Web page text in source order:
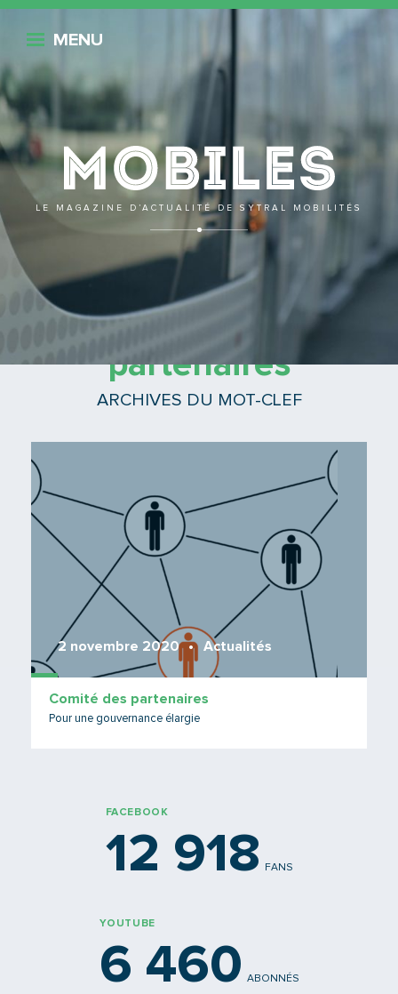
MENU
LE MAGAZINE D’ACTUALITÉ DE SYTRAL MOBILITÉS
comité des
partenaires
ARCHIVES DU MOT-CLEF
2 novembre 2020 Actualités
Comité des partenaires
Pour une gouvernance élargie
FACEBOOK
12 918 FANS
YOUTUBE
6 460 ABONNÉS